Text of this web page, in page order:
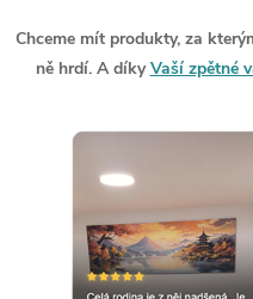
Chceme mít produkty, za
ně hrdí. A díkyVaší zpětné